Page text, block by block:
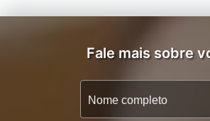
Fale mais sobre